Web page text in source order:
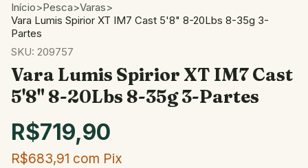
Início>Pesca>Varas>
Vara Lumis Spirior XT IM7 Cast 5'8" 8-20Lbs 8-35g 3-
Partes
SKU: 209757
Vara Lumis Spirior XT IM7 Cast
5'8" 8-20Lbs 8-35g 3-Partes
R$719,90
R$683,91 com Pix